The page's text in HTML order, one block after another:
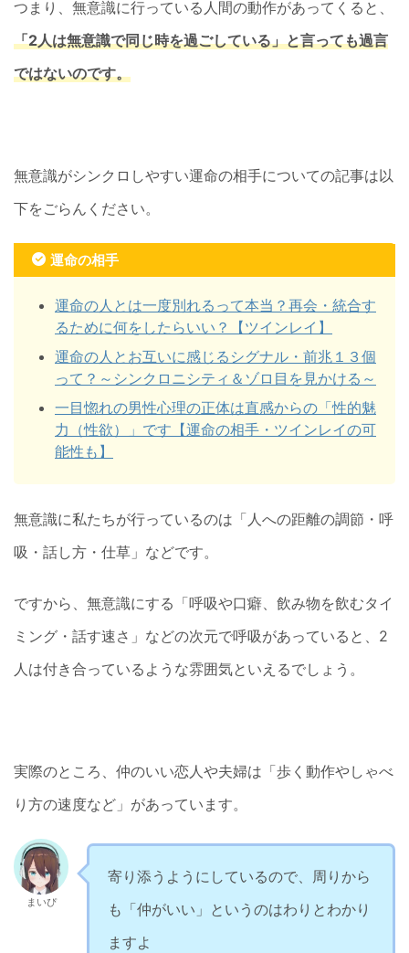
つまり、無意識に行っている人間の動作があってくると、
「2人は無意識で同じ時を過ごしている」と言っても過言
ではないのです。
無意識がシンクロしやすい運命の相手についての記事は以
下をごらんください。
運命の相手
運命の人とは一度別れるって本当？再会・統合す
るために何をしたらいい？【ツインレイ】
運命の人とお互いに感じるシグナル・前兆１３個
って？～シンクロニシティ＆ゾロ目を見かける～
一目惚れの男性心理の正体は直感からの「性的魅
力（性欲）」です【運命の相手・ツインレイの可
能性も】
無意識に私たちが行っているのは「人への距離の調節・呼
吸・話し方・仕草」などです。
ですから、無意識にする「呼吸や口癖、飲み物を飲むタイ
ミング・話す速さ」などの次元で呼吸があっていると、2
人は付き合っているような雰囲気といえるでしょう。
実際のところ、仲のいい恋人や夫婦は「歩く動作やしゃべ
り方の速度など」があっています。
まいぴ
寄り添うようにしているので、周りから
も「仲がいい」というのはわりとわかり
ますよ